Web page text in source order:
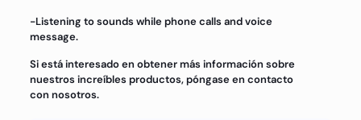
-Listening to sounds while phone calls and voice
message.
Si está interesado en obtener más información sobre
nuestros increíbles productos, póngase en contacto
con nosotros.